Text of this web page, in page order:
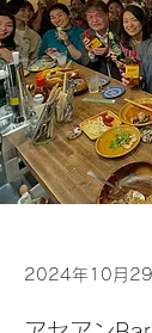
2024年10月29